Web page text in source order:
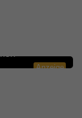
Anzeige